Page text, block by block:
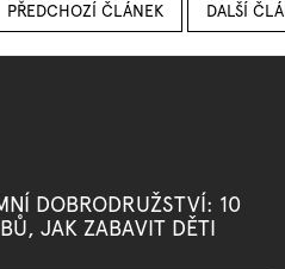
PŘEDCHOZÍ ČLÁNEK DALŠÍ
DOBRODRUŽSTVÍ: 10
JAK ZABAVIT DĚTI